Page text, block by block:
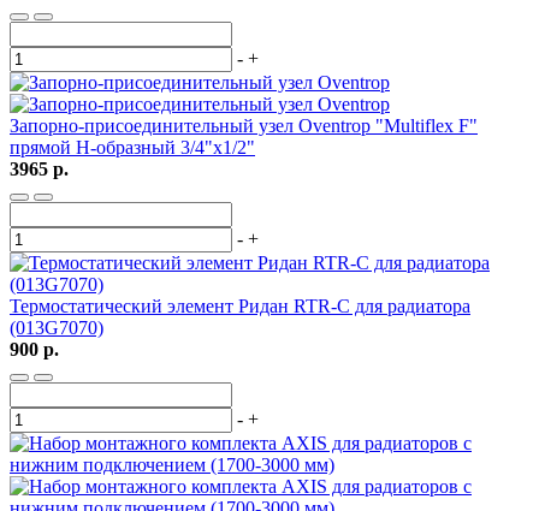
- +
Запорно-присоединительный узел Oventrop "Multiflex F"
прямой H-образный 3/4"х1/2"
3965 р.
- +
Термостатический элемент Ридан RTR-C для радиатора
(013G7070)
900 р.
- +